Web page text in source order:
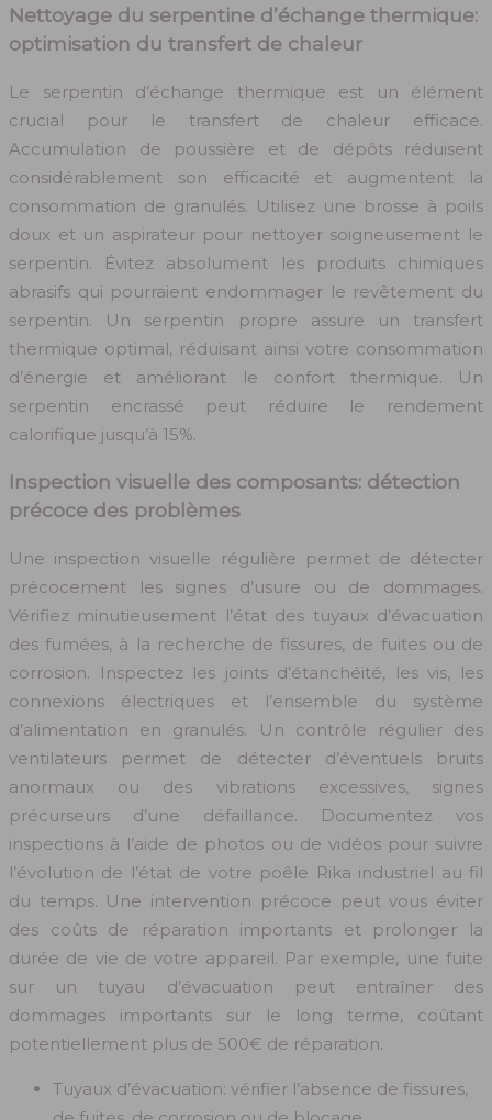
Nettoyage du serpentine d’échange thermique:
optimisation du transfert de chaleur
Le serpentin d’échange thermique est un élément
crucial pour le transfert de chaleur efficace.
Accumulation de poussière et de dépôts réduisent
considérablement son efficacité et augmentent la
consommation de granulés. Utilisez une brosse à poils
doux et un aspirateur pour nettoyer soigneusement le
serpentin. Évitez absolument les produits chimiques
abrasifs qui pourraient endommager le revêtement du
serpentin. Un serpentin propre assure un transfert
thermique optimal, réduisant ainsi votre consommation
d’énergie et améliorant le confort thermique. Un
serpentin encrassé peut réduire le rendement
calorifique jusqu’à 15%.
Inspection visuelle des composants: détection
précoce des problèmes
Une inspection visuelle régulière permet de détecter
précocement les signes d’usure ou de dommages.
Vérifiez minutieusement l’état des tuyaux d’évacuation
des fumées, à la recherche de fissures, de fuites ou de
corrosion. Inspectez les joints d’étanchéité, les vis, les
connexions électriques et l’ensemble du système
d’alimentation en granulés. Un contrôle régulier des
ventilateurs permet de détecter d’éventuels bruits
anormaux ou des vibrations excessives, signes
précurseurs d’une défaillance. Documentez vos
inspections à l’aide de photos ou de vidéos pour suivre
l’évolution de l’état de votre poêle Rika industriel au fil
du temps. Une intervention précoce peut vous éviter
des coûts de réparation importants et prolonger la
durée de vie de votre appareil. Par exemple, une fuite
sur un tuyau d’évacuation peut entraîner des
dommages importants sur le long terme, coûtant
potentiellement plus de 500€ de réparation.
Tuyaux d’évacuation: vérifier l’absence de fissures,